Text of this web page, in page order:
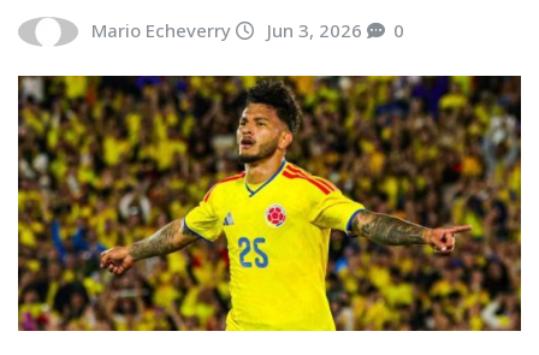
Mario Echeverry Jun 3, 2026 0